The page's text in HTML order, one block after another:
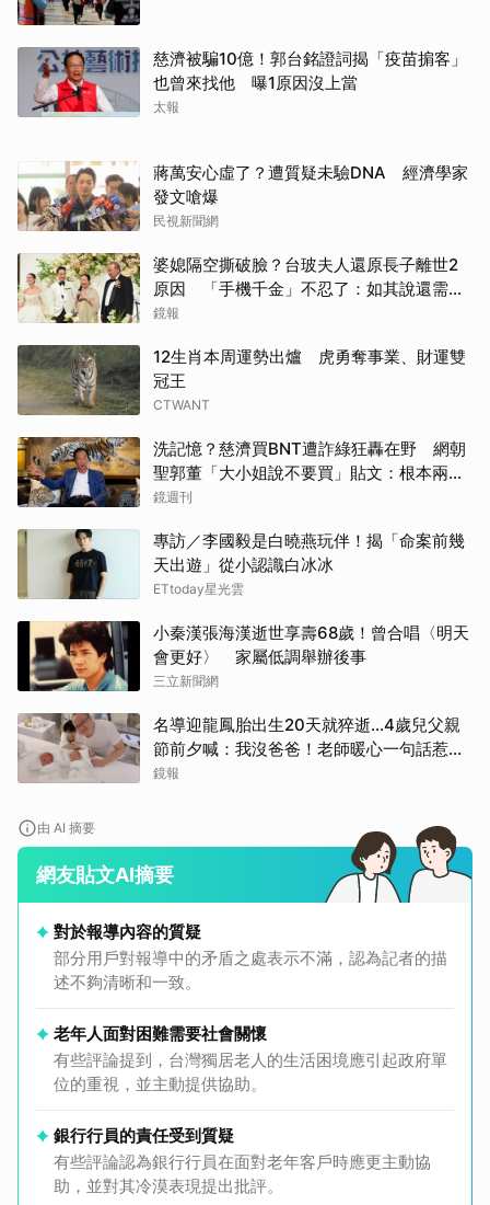
慈濟被騙10億！郭台銘證詞揭「疫苗掮客」
也曾來找他 曝1原因沒上當
太報
蔣萬安心虛了？遭質疑未驗DNA 經濟學家
發文嗆爆
民視新聞網
婆媳隔空撕破臉？台玻夫人還原長子離世2
原因 「手機千金」不忍了：如其說還需要
離開嗎？
鏡報
12生肖本周運勢出爐 虎勇奪事業、財運雙
冠王
CTWANT
洗記憶？慈濟買BNT遭詐綠狂轟在野 網朝
聖郭董「大小姐說不要買」貼文：根本兩碼
事
鏡週刊
專訪／李國毅是白曉燕玩伴！揭「命案前幾
天出遊」從小認識白冰冰
ETtoday星光雲
小秦漢張海漢逝世享壽68歲！曾合唱〈明天
會更好〉 家屬低調舉辦後事
三立新聞網
名導迎龍鳳胎出生20天就猝逝...4歲兒父親
節前夕喊：我沒爸爸！老師暖心一句話惹哭
遺孀
鏡報
由 AI 摘要
網友貼文AI摘要
對於報導內容的質疑
部分用戶對報導中的矛盾之處表示不滿，認為記者的描
述不夠清晰和一致。
老年人面對困難需要社會關懷
有些評論提到，台灣獨居老人的生活困境應引起政府單
位的重視，並主動提供協助。
銀行行員的責任受到質疑
有些評論認為銀行行員在面對老年客戶時應更主動協
助，並對其冷漠表現提出批評。